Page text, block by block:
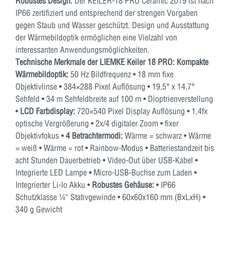
IP66 zertifiziert und entsprechend der strengen Vorgaben
gegen Staub und Wasser geschützt. Design und Ausstattung
der Wärmebildoptik ermöglichen eine Vielzahl von
interessanten Anwendungsmöglichkeiten.
Technische Merkmale der LIEMKE Keiler 18 PRO: Kompakte
Wärmebildoptik: 50 Hz Bildfrequenz • 18 mm fixe
Objektivlinse • 384×288 Pixel Auflösung • 19,5° x 14,7°
Sehfeld • 34 m Sehfeldbreite auf 100 m • Dioptrienverstellung
• LCD Farbdisplay: 720×540 Pixel Display Auflösung • 1,4fx
optische Vergrößerung • 2x/4 digitaler Zoom • fixer
Objektivfokus • 4 Betrachtermodi: Wärme = schwarz • Wärme
= weiß • Wärme = rot • Rainbow-Modus • Batteriestandzeit bis
acht Stunden Dauerbetrieb • Video-Out über USB-Kabel •
Integrierte LED Lampe • Micro-USB-Buchse zum Laden •
Integrierter Li-Io Akku • Robustes Gehäuse: • IP66
Schutzklasse ¼“ Stativgewinde • 60x60x160 mm (BxLxH) •
340 g Gewicht